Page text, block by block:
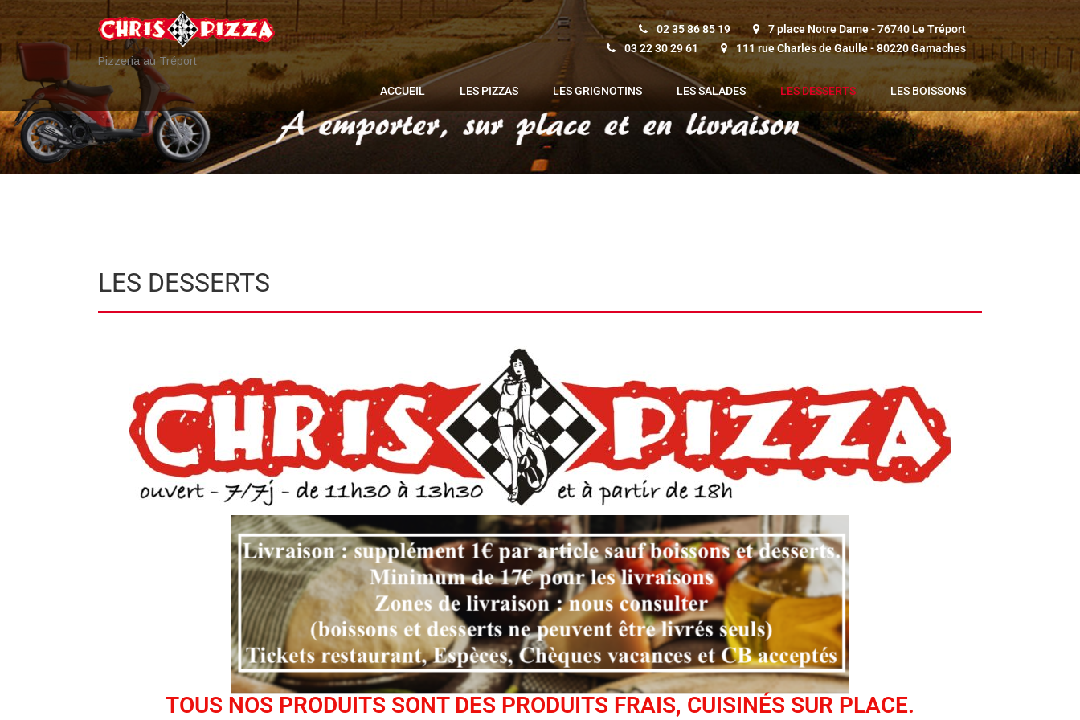
Pizzeria au Tréport
02 35 86 85 19
7 place Notre Dame - 76740 Le Tréport
03 22 30 29 61
111 rue Charles de Gaulle - 80220 Gamaches
ACCUEIL LES PIZZAS LES GRIGNOTINS LES SALADES LES DESSERTS LES BOISSONS
LES DESSERTS
TOUS NOS PRODUITS SONT DES PRODUITS FRAIS, CUISINÉS SUR PLACE.